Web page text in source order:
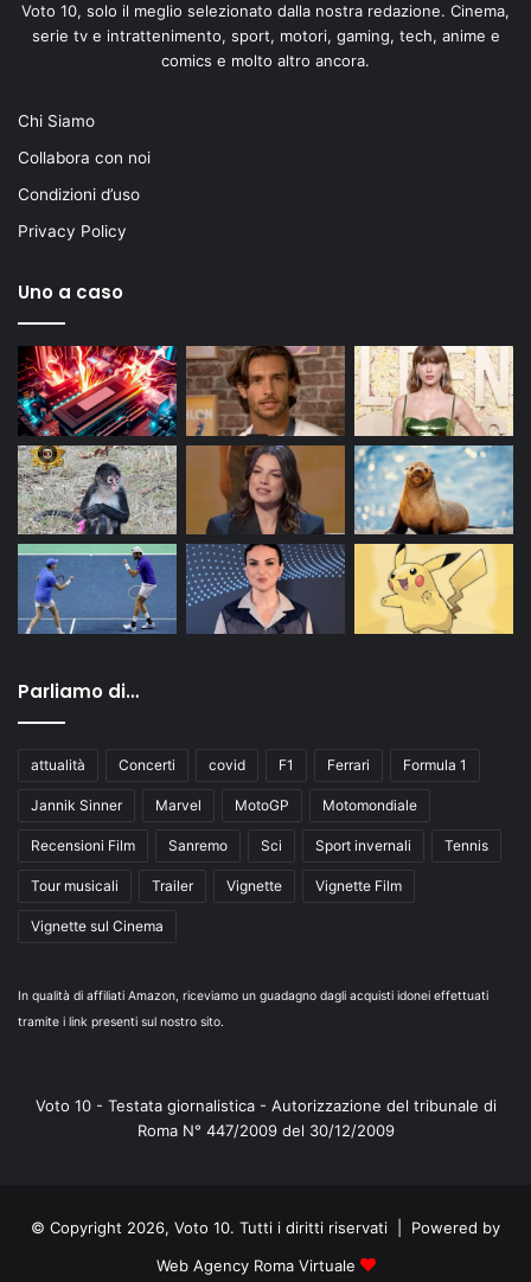
Voto 10, solo il meglio selezionato dalla nostra redazione. Cinema,
serie tv e intrattenimento, sport, motori, gaming, tech, anime e
comics e molto altro ancora.
Chi Siamo
Collabora con noi
Condizioni d’uso
Privacy Policy
Uno a caso
Parliamo di…
attualità Concerti covid F1 Ferrari Formula 1
Jannik Sinner Marvel MotoGP Motomondiale
Recensioni Film Sanremo Sci Sport invernali Tennis
Tour musicali Trailer Vignette Vignette Film
Vignette sul Cinema
In qualità di affiliati Amazon, riceviamo un guadagno dagli acquisti idonei effettuati
tramite i link presenti sul nostro sito.
Voto 10 - Testata giornalistica - Autorizzazione del tribunale di
Roma N° 447/2009 del 30/12/2009
© Copyright 2026, Voto 10. Tutti i diritti riservati | Powered by
Web Agency Roma Virtuale